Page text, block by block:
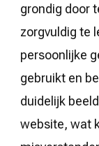
grondig door
zorgvuldig te
persoonlijke
gebruikt en
duidelijk
website, wat